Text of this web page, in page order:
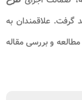
گرفت. علاقمندان به
و بررسی مقاله